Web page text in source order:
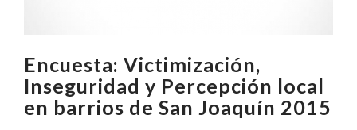
Encuesta: Victimización,
Inseguridad y Percepción local
en barrios de San Joaquín 2015